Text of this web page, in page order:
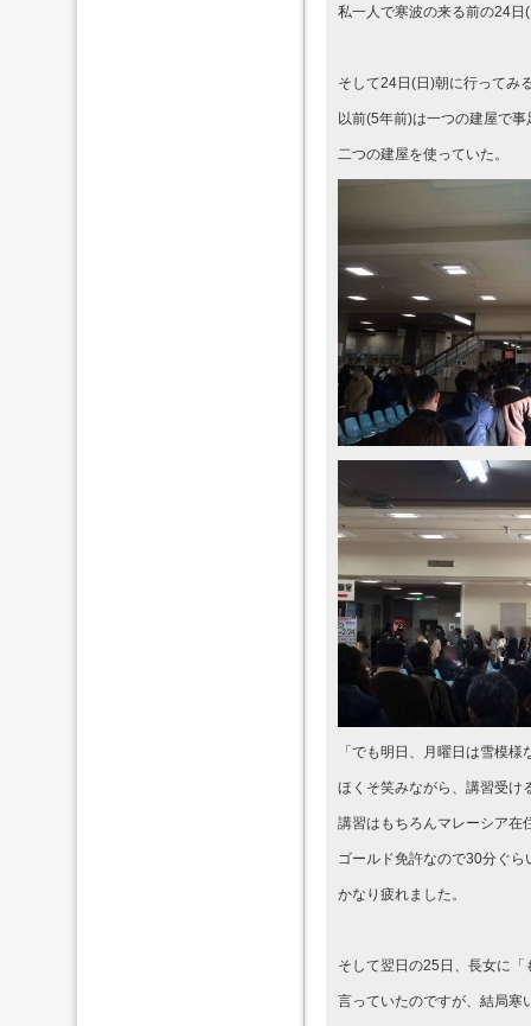
私一人で寒波の来る前の24日
そして24日(日)朝に行ってみ
以前(5年前)は一つの建屋で
二つの建屋を使っていた。
「でも明日、月曜日は雪模
ほくそ笑みながら、講習受け
講習はもちろんマレーシア在
ゴールド免許なので30分ぐら
かなり疲れました。
そして翌日の25日、長女に
言っていたのですが、結局寒